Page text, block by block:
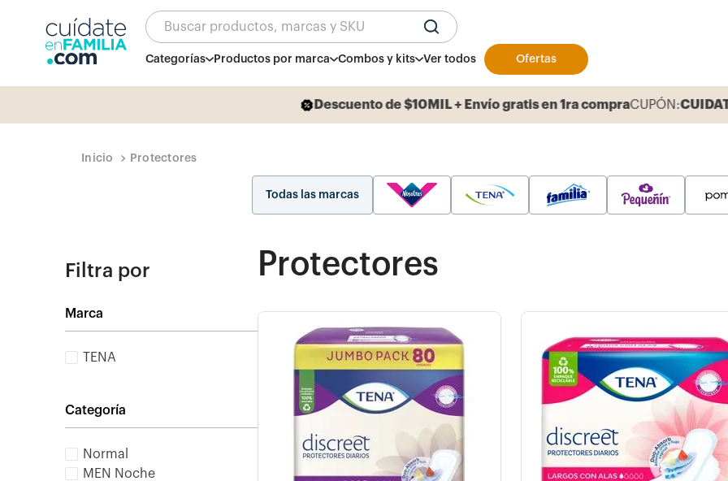
Buscar productos, marcas y SKU
Categorías Productos por marca Combos y kits Ver todos Ofertas
Descuento de $10MIL + Envío gratis en 1ra compraCUPÓN:
Protectores
Todas las marcas
Filtra por
Marca
TENA
Categoría
Normal
MEN Noche
Protectores